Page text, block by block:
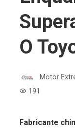
O
Motor
191
Fabricante